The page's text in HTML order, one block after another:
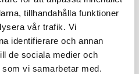
tillhandahålla funktioner
vår trafik. Vi
identifierare och annan
de sociala medier och
vi samarbetar med.